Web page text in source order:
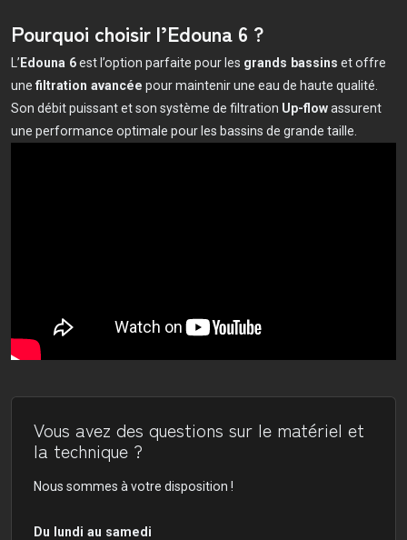
Pourquoi choisir l’Edouna 6 ?
L’ Edouna 6est l’option parfaite pour les grands bassins et offre
une filtration avancée pour maintenir une eau de haute qualité.
Son débit puissant et son système de filtration Up-flowassurent
une performance optimale pour les bassins de grande taille.
Vous avez des questions sur le matériel et
la technique ?
Nous sommes à votre disposition !
Du lundi au samedi